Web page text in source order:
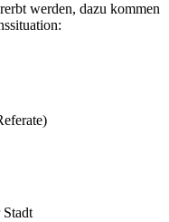
werden, dazu kommen